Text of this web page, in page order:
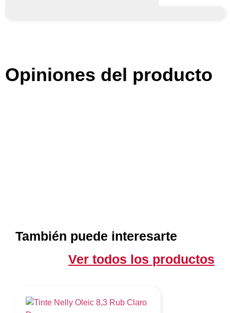
Opiniones del producto
También puede interesarte
Ver todos los productos